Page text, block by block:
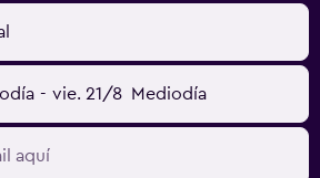
- vie. 21/8 Mediodía